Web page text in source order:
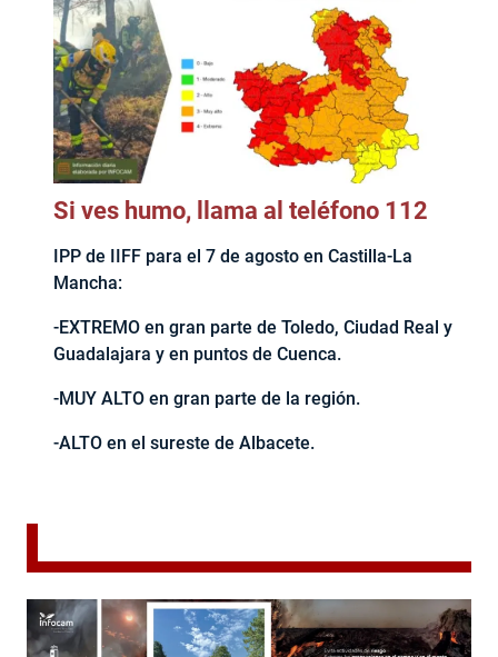
Si ves humo, llama al teléfono 112
IPP de IIFF para el 7 de agosto en Castilla-La
Mancha:
-EXTREMO en gran parte de Toledo, Ciudad Real y
Guadalajara y en puntos de Cuenca.
-MUY ALTO en gran parte de la región.
-ALTO en el sureste de Albacete.